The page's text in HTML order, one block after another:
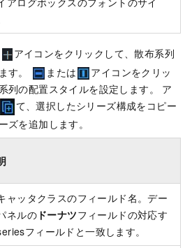
アイコンをクリックして、散布系列
す。
または
アイコンをクリッ
列の配置スタイルを設定します。 ア
て、選択したシリーズ構成をコピー
ズを追加します。
ャッタクラスのフィールド名。デー
ネルの ドーナツフィールドの対応す
フィールドと一致します。